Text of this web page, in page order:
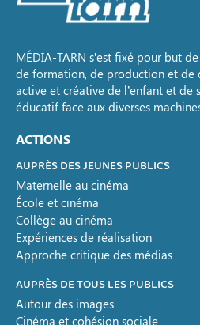
MÉDIA-TARN s’est fixé pour but
de formation, de production et de
active et créative de l’enfant et de
éducatif face aux diverses
ACTIONS
AUPRÈS DES JEUNES PUBLICS
Maternelle au cinéma
École et cinéma
Collège au cinéma
Expériences de réalisation
Approche critique des médias
AUPRÈS DE TOUS LES PUBLICS
Autour des images
Cinéma et cohésion sociale